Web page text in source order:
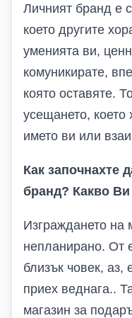
Личният бранд е
което другите
уменията ви,
комуникирате,
която оставяте.
усещането, което
името ви или
Как започнахте
бранд? Какво
Изграждането на
непланирано. От
близък човек, аз,
приех веднага..
магазин за